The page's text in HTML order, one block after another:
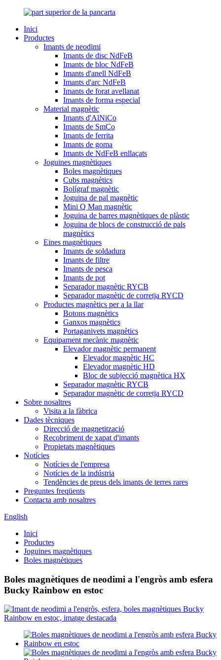
Inici
Productes
Imants de neodimi
Imants de disc NdFeB
Imants de bloc NdFeB
Imants d'anell NdFeB
Imants d'arc NdFeB
Imants de forat avellanat
Imants de forma especial
Material magnètic
Imants d'AlNiCo
Imants de SmCo
Imants de ferrita
Imants de goma
Imants de NdFeB enllaçats
Joguines magnètiques
Boles magnètiques
Cubs magnètics
Bolígraf magnètic
Joguina de pal magnètic
Mini Q Man magnètic
Joguina de barres magnètiques de plàstic
Joguina de blocs de construcció de pals
magnètics
Eines magnètiques
Imants de soldadura
Imants de filtre
Imants de pesca
Imants de pot
Separador magnètic RYCB
Separador magnètic de corretja RYCD
Productes magnètics per a la llar
Botons magnètics
Ganxos magnètics
Portaganivets magnètics
Equipament mecànic magnètic
Elevador magnètic permanent
Elevador magnètic HC
Elevador magnètic HD
Bloc de subjecció magnètica HX
Separador magnètic RYCB
Separador magnètic de corretja RYCD
Sobre nosaltres
Visita a la fàbrica
Dades tècniques
Direcció de magnetització
Recobriment de xapat d'imants
Propietats magnètiques
Notícies
Notícies de l'empresa
Notícies de la indústria
Tendències de preus dels imants de terres rares
Preguntes freqüents
Contacta amb nosaltres
English
Inici
Productes
Joguines magnètiques
Boles magnètiques
Boles magnètiques de neodimi a l'engròs amb esfera
Bucky Rainbow en estoc